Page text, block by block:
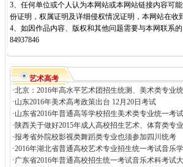
3、任何单位或个人认为本网站或本网站链接内容可
份证明，权属证明及详细侵权情况证明，本网站在
4、如因作品内容、版权和其他问题需要与本网联系
84937846
艺术高考
·北京：2016年高水平艺术团招生统测、美术类专业
·山东2016年美术高考政策出台 12月20日考试
·山东省2016年普通高等学校招生美术类专业统一考
·陕西关于做好2015年成人高校招生艺术、体育类专
·报考省外院校影视类舞蹈类专业也须参加四川统考
·2016年湖北省普通高校艺术专业招生统一考试音乐
·广东省2016年普通高校招生统一考试音乐术科考试